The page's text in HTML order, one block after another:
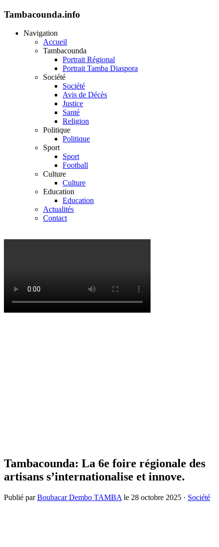
Tambacounda.info
Navigation
Accueil
Tambacounda
Portrait Régional
Portrait Tamba Diaspora
Société
Société
Avis de Décès
Justice
Santé
Religion
Politique
Politique
Sport
Sport
Football
Culture
Culture
Education
Education
Actualités
Contact
Tambacounda: La 6e foire régionale des
artisans s’internationalise et innove.
Publié parBoubacar Dembo TAMBA le 28 octobre 2025 · Société